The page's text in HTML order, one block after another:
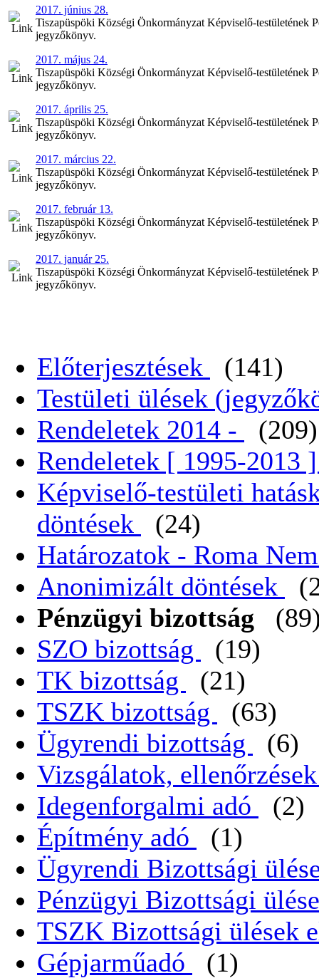
2017. június 28.
Tiszapüspöki Községi Önkormányzat Képviselő-testületének
jegyzőkönyv.
2017. május 24.
Tiszapüspöki Községi Önkormányzat Képviselő-testületének
jegyzőkönyv.
2017. április 25.
Tiszapüspöki Községi Önkormányzat Képviselő-testületének
jegyzőkönyv.
2017. március 22.
Tiszapüspöki Községi Önkormányzat Képviselő-testületének
jegyzőkönyv.
2017. február 13.
Tiszapüspöki Községi Önkormányzat Képviselő-testületének
jegyzőkönyv.
2017. január 25.
Tiszapüspöki Községi Önkormányzat Képviselő-testületének
jegyzőkönyv.
Előterjesztések
(141)
Testületi ülések
Rendeletek 2014 -
(209)
Rendeletek [ 1995-2013
Képviselő-testületi
döntések
(24)
Határozatok - Roma
Anonimizált döntések
Pénzügyi bizottság
SZO bizottság
(19)
TK bizottság
(21)
TSZK bizottság
(63)
Ügyrendi bizottság
(6)
Vizsgálatok,
Idegenforgalmi adó
(2)
Építmény adó
(1)
Ügyrendi Bizottsági
Pénzügyi Bizottsági
TSZK Bizottsági ülések
Gépjarműadó
(1)